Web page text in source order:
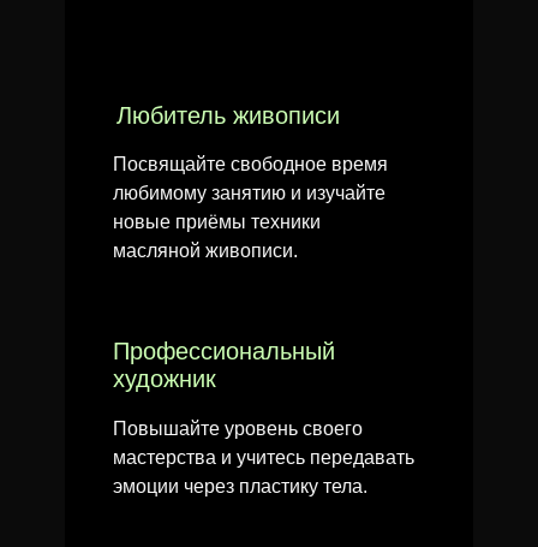
Любитель живописи
Посвящайте свободное время
любимому занятию и изучайте
новые приёмы техники
масляной живописи.
Профессиональный
художник
Повышайте уровень своего
мастерства и учитесь передавать
эмоции через пластику тела.